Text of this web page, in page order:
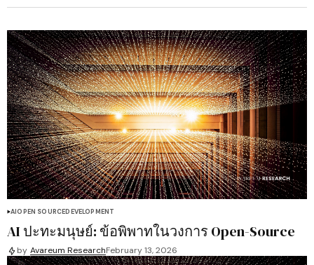
AIOPEN SOURCEDEVELOPMENT
AI ปะทะมนุษย์: ข้อพิพาทในวงการ Open-Source
by Avareum ResearchFebruary 13, 2026